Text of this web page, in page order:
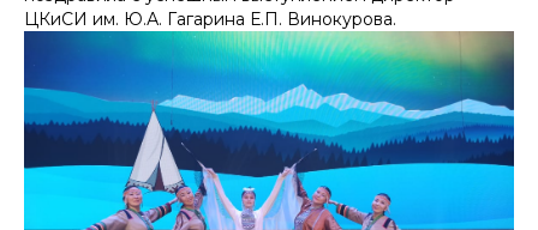
ЦКиСИ им. Ю.А. Гагарина Е.П. Винокурова.